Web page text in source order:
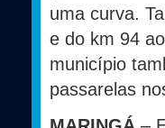
uma curva.
e do km 94
município
passarelas